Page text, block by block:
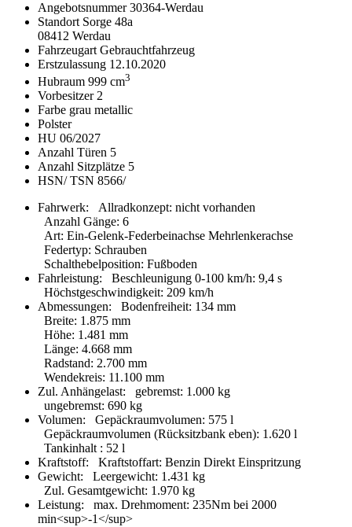
Angebotsnummer30364-Werdau
Standort Sorge 48a
08412 Werdau
Fahrzeugart Gebrauchtfahrzeug
Erstzulassung 12.10.2020
Hubraum 999 cm3
Vorbesitzer 2
Farbe grau metallic
Polster
HU 06/2027
Anzahl Türen 5
Anzahl Sitzplätze 5
HSN/ TSN 8566/
Fahrwerk:
Allradkonzept: nicht vorhanden
Anzahl Gänge: 6
Art: Ein-Gelenk-Federbeinachse Mehrlenkerachse
Federtyp: Schrauben
Schalthebelposition: Fußboden
Fahrleistung:
Beschleunigung 0-100 km/h: 9,4 s
Höchstgeschwindigkeit: 209 km/h
Abmessungen:
Bodenfreiheit: 134 mm
Breite: 1.875 mm
Höhe: 1.481 mm
Länge: 4.668 mm
Radstand: 2.700 mm
Wendekreis: 11.100 mm
Zul. Anhängelast:
gebremst: 1.000 kg
ungebremst: 690 kg
Volumen:
Gepäckraumvolumen: 575 l
Gepäckraumvolumen (Rücksitzbank eben): 1.620 l
Tankinhalt : 52 l
Kraftstoff:
Kraftstoffart: Benzin Direkt Einspritzung
Gewicht:
Leergewicht: 1.431 kg
Zul. Gesamtgewicht: 1.970 kg
Leistung:
max. Drehmoment: 235Nm bei 2000
min<sup>-1</sup>